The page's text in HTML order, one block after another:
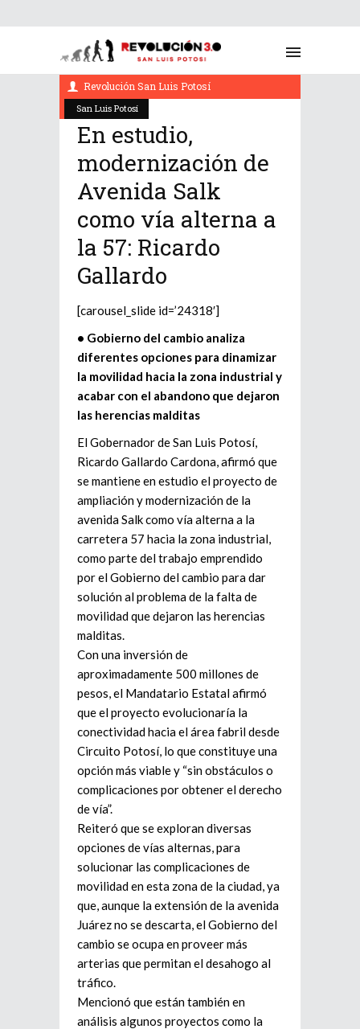
San Luis Potosí
marzo 1, 2023
Revolución San Luis Potosí
En estudio,
modernización de
Avenida Salk
como vía alterna a
la 57: Ricardo
Gallardo
[carousel_slide id=’24318′]
• Gobierno del cambio analiza
diferentes opciones para dinamizar
la movilidad hacia la zona industrial y
acabar con el abandono que dejaron
las herencias malditas
El Gobernador de San Luis Potosí,
Ricardo Gallardo Cardona, afirmó que
se mantiene en estudio el proyecto de
ampliación y modernización de la
avenida Salk como vía alterna a la
carretera 57 hacia la zona industrial,
como parte del trabajo emprendido
por el Gobierno del cambio para dar
solución al problema de la falta de
movilidad que dejaron las herencias
malditas.
Con una inversión de
aproximadamente 500 millones de
pesos, el Mandatario Estatal afirmó
que el proyecto evolucionaría la
conectividad hacia el área fabril desde
Circuito Potosí, lo que constituye una
opción más viable y “sin obstáculos o
complicaciones por obtener el derecho
de vía”.
Reiteró que se exploran diversas
opciones de vías alternas, para
solucionar las complicaciones de
movilidad en esta zona de la ciudad, ya
que, aunque la extensión de la avenida
Juárez no se descarta, el Gobierno del
cambio se ocupa en proveer más
arterias que permitan el desahogo al
tráfico.
Mencionó que están también en
análisis algunos proyectos como la